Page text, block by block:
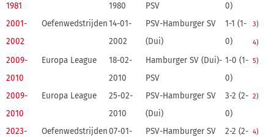
1981
1980
PSV
0)
2001-
2002
Oefenwedstrijden14-01-
2002
PSV-Hamburger SV
(Dui)
1-1 (1-
0)
3)
4)
2009-
2010
Europa League
18-02-
2010
Hamburger SV (Dui)-
PSV
1-0 (1-
0)
5)
2009-
2010
Europa League
25-02-
2010
PSV-Hamburger SV
(Dui)
3-2 (2-
0)
2)
2023-
Oefenwedstrijden07-01-
PSV-Hamburger SV
2-2 (2- 4)